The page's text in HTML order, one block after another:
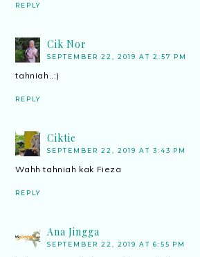
REPLY
Cik Nor
SEPTEMBER 22, 2019 AT 2:57 PM
tahniah..:)
REPLY
Ciktie
SEPTEMBER 22, 2019 AT 3:43 PM
Wahh tahniah kak Fieza
REPLY
Ana Jingga
SEPTEMBER 22, 2019 AT 6:55 PM